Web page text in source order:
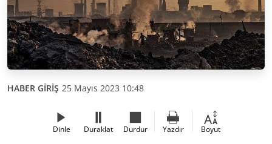
HABER GİRİŞ 25 Mayıs 2023 10:48
Dinle Duraklat Durdur Yazdır Boyut